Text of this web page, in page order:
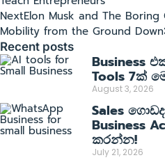
NextElon Musk and The
Mobility from the Ground Down
Recent posts
Business
Tools 7ක්
August 3, 2026
Sales
Business
කරන්න!
July 21, 2026